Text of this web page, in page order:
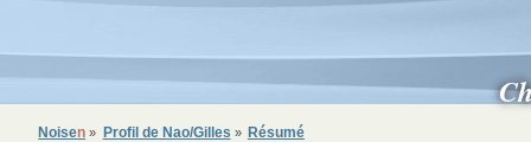
Noisen » Profil de Nao/Gilles » Résumé